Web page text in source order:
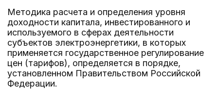
Методика расчета и определения уровня
доходности капитала, инвестированного и
используемого в сферах деятельности
субъектов электроэнергетики, в которых
применяется государственное регулирование
цен (тарифов), определяется в порядке,
установленном Правительством Российской
Федерации.